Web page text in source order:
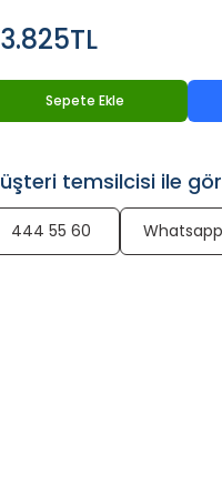
Sepete Ekle
temsilcisi ile
444 55 60 Whatsapp